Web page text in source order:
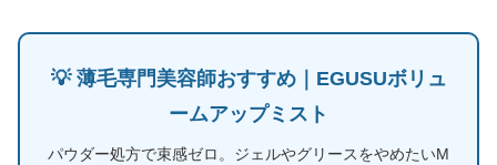
💡 薄毛専門美容師おすすめ｜EGUSUボリュ
ームアップミスト
パウダー処方で束感ゼロ。ジェルやグリースをやめたいM